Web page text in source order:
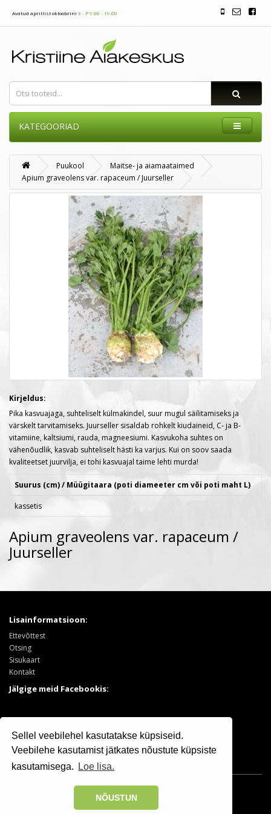
Sellel veebilehel kasutatakse küpsiseid.
Veebilehe kasutamist jätkates nõustute küpsiste
kasutamisega.
Loe lisa.
NÕUSTUN
Avatud aprillist oktoobrini E - P 9.00 - 19.00
KATEGOORIAD
Puukool
Maitse- ja aiamaataimed
Apium graveolens var. rapaceum / Juurseller
Kirjeldus:
Pika kasvuajaga, suhteliselt külmakindel, suur mugul säilitamiseks ja
värskelt tarvitamiseks. Juurseller sisaldab rohkelt kiudaineid, C- ja B-
vitamiine, kaltsiumi, rauda, magneesiumi. Kasvukoha suhtes on
vähenõudlik, kasvab suhteliselt hästi ka varjus. Kui on soov saada
kvaliteetset juurvilja, ei tohi kasvuajal taime lehti murda!
Suurus (cm) / Müügitaara (poti diameeter cm või poti maht L)
kassetis
Apium graveolens var. rapaceum /
Juurseller
Lisainformatsioon:
Ettevõttest
Otsing
Sisukaart
Kontakt
Jälgige meid Facebookis:
Puukool
Sooduspakkumised
Osaühing Kristiine Puukool © 2025 | +372 506 7799